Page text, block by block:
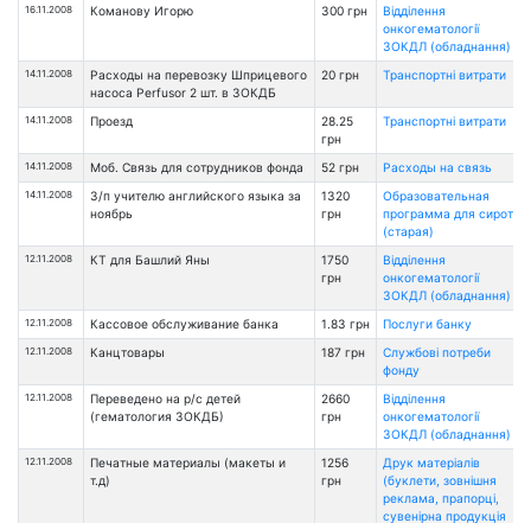
16.11.2008 Команову Игорю 300 грн
Відділення
онкогематології
ЗОКДЛ (обладнання)
14.11.2008
Расходы на перевозку Шприцевого
насоса Perfusor 2 шт. в ЗОКДБ
20 грн Транспортні витрати
14.11.2008 Проезд
28.25
грн
Транспортні витрати
14.11.2008 Moб. Связь для сотрудников фонда 52 грн Расходы на связь
14.11.2008
З/п учителю английского языка за
ноябрь
1320
грн
Образовательная
программа для сирот
(старая)
12.11.2008 КТ для Башлий Яны
1750
грн
Відділення
онкогематології
ЗОКДЛ (обладнання)
12.11.2008 Кассовое обслуживание банка 1.83 грн Послуги банку
12.11.2008 Канцтовары 187 грн
Службові потреби
фонду
12.11.2008
Переведено на р/с детей
(гематология ЗОКДБ)
2660
грн
Відділення
онкогематології
ЗОКДЛ (обладнання)
12.11.2008
Печатные материалы (макеты и
т.д)
1256
грн
Друк матеріалів
(буклети, зовнішня
реклама, прапорці,
сувенірна продукція